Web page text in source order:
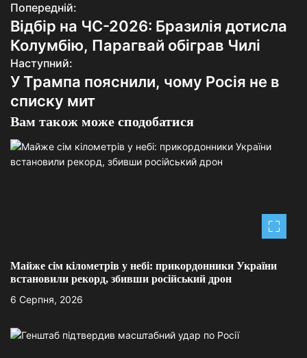
Н
а
в
і
г
а
ц
а
п
и
Попередній:
Відбір на ЧС-2026: Бразилія дотисла
Колумбію, Парагвай обіграв Чилі
Наступний:
У Трампа пояснили, чому Росія не в
списку мит
Вам також може сподобатися
Майже сім кілометрів у небі: прикордонники України
встановили рекорд, збивши російський дрон
6 Серпня, 2026